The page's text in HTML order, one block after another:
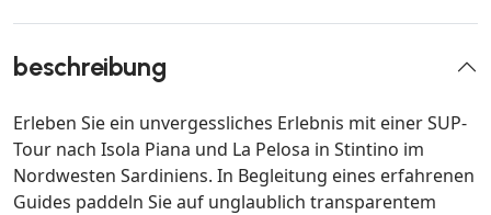
beschreibung
Erleben Sie ein unvergessliches Erlebnis mit einer SUP-
Tour nach Isola Piana und La Pelosa in Stintino im
Nordwesten Sardiniens. In Begleitung eines erfahrenen
Guides paddeln Sie auf unglaublich transparentem